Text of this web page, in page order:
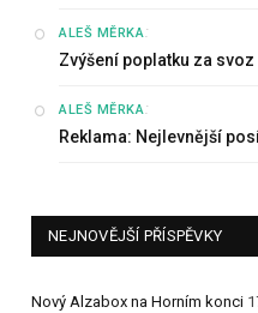
ALEŠ MĚRKA:
Zvýšení poplatku za
ALEŠ MĚRKA:
Reklama: Nejlevnější
NEJNOVĚJŠÍ PŘÍSPĚVKY
Nový Alzabox na Horním konci